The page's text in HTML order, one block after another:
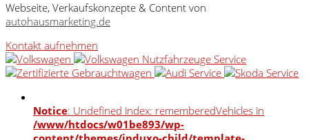
Webseite, Verkaufskonzepte & Content von
autohausmarketing.de
Kontakt aufnehmen
Notice: Undefined index: rememberedVehicles in
/www/htdocs/w01be893/wp-